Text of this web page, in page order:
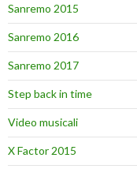
Sanremo 2015
Sanremo 2016
Sanremo 2017
Step back in time
Video musicali
X Factor 2015